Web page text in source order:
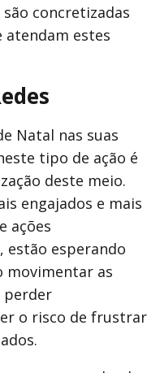
concretizadas
atendam estes
Natal nas suas
tipo de ação é
deste meio.
engajados e mais
ações
estão esperando
movimentar as
perder
o risco de frustrar